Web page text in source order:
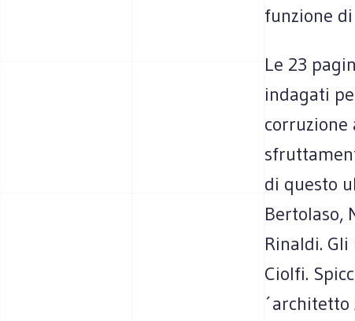
funzione
Le 23
indagati
di questo
Bertolaso,
Rinaldi.
Ciolfi.